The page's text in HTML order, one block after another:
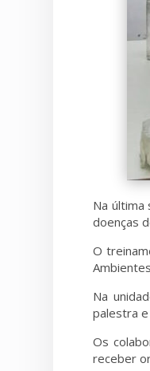
Na última
doenças
O
Na
palestra
Os
receber